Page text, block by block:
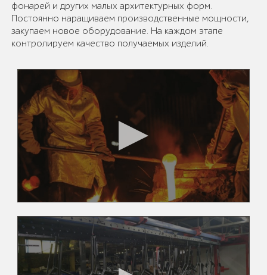
фонарей и других малых архитектурных форм.
Постоянно наращиваем производственные мощности,
закупаем новое оборудование. На каждом этапе
контролируем качество получаемых изделий.